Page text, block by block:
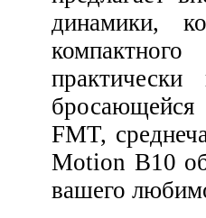
динамики,
бросающейся
FMT,
Motion B10
вашего